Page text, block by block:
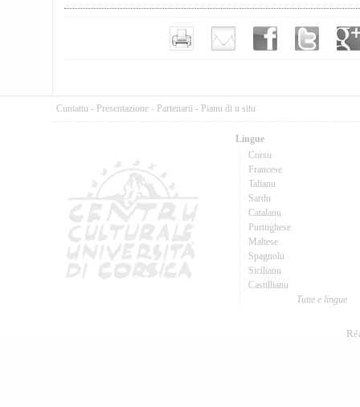
Cuntattu - Presentazione - Partenarii - Pianu di u situ
Lingue
Corsu
Francese
Talianu
Sardu
Catalanu
Purtughese
Maltese
Spagnolu
Sicilianu
Castillianu
Tutte e lingue